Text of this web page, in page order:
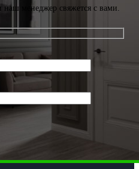
наш менеджер свяжется с вами.